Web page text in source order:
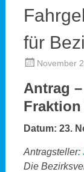
für
November
Antrag –
Datum: 23.
Antragsteller:
Die